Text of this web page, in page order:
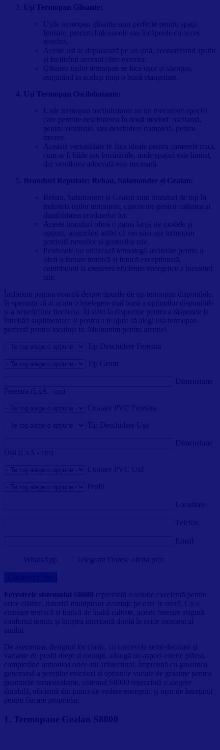
Uși Termopan Glisante:
Ușile termopan glisante sunt perfecte pentru spații
limitate, precum balcoanele sau încăperile cu acces
restrâns.
Aceste uși se deplasează pe un șină, economisind spațiu
și facilitând accesul către exterior.
Glisarea ușilor termopan se face ușor și silențios,
asigurând în același timp o bună etanșeitate.
Uși Termopan Oscilobatante:
Ușile termopan oscilobatante au un mecanism special
care permite deschiderea în două moduri: oscilantă,
pentru ventilație, sau deschidere completă, pentru
trecere.
Această versatilitate le face ideale pentru camerele mici,
cum ar fi băile sau bucătăriile, unde spațiul este limitat,
dar ventilarea adecvată este necesară.
Branduri Reputate: Rehau, Salamander și Gealan:
Rehau, Salamander și Gealan sunt branduri de top în
industria ușilor termopan, cunoscute pentru calitatea și
durabilitatea produselor lor.
Aceste branduri oferă o gamă largă de modele și
opțiuni, asigurând astfel că vei găsi ușa termopan
potrivită nevoilor și gusturilor tale.
Produsele lor utilizează tehnologii avansate pentru a
oferi o izolare termică și fonică excepțională,
contribuind la creșterea eficienței energetice a locuinței
tale.
Încheiem pagina noastră despre tipurile de uși termopan disponibile,
în speranța că ai acum o înțelegere mai bună a opțiunilor disponibile
și a beneficiilor fiecăreia. Îți stăm la dispoziție pentru a răspunde la
întrebări suplimentare și pentru a te ajuta să alegi ușa termopan
perfectă pentru locuința ta. Mulțumim pentru atenție!
Tip Deschidere Ferestra
Tip Geam
Dimensiune
Ferestra (LxA - cm)
Culoare PVC Ferestra
Tip Deschidere Ușă
Dimensiune
Ușă (LxA - cm)
Culoare PVC Ușă
Profil
Localitate
Telefon
Email
WhatsApp Telegram Doresc oferta prin:
Ferestrele sistemului S8000 reprezintă o soluție excelentă pentru
orice clădire, datorită multiplelor avantaje pe care le oferă. Cu o
etansare termică și fonică de înaltă calitate, aceste ferestre asigură
confortul termic și liniștea interioară dorită în orice moment al
anului.
De asemenea, designul lor clasic, cu cercevele semi-decalate și
variante de profil drept și rotunjit, adaugă un aspect estetic plăcut,
completând armonios orice stil arhitectural. Împreună cu grosimea
generoasă a pereților exteriori și opțiunile variate de grosime pentru
geamurile termoizolante, sistemul S8000 reprezintă o alegere
durabilă, eficientă din punct de vedere energetic și ușor de întreținut
pentru fiecare proprietar.
1. Termopane Gealan S8000